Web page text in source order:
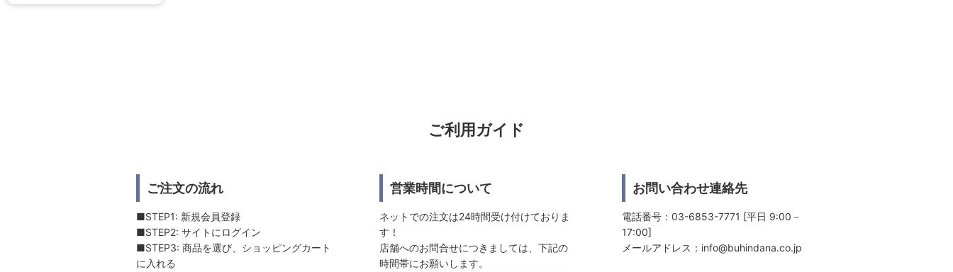
ご利用ガイド
ご注文の流れ
■STEP1: 新規会員登録
■STEP2: サイトにログイン
■STEP3: 商品を選び、ショッピングカート
に入れる
営業時間について
ネットでの注文は24時間受け付けておりま
す！
店舗へのお問合せにつきましては、下記の
時間帯にお願いします。
お問い合わせ連絡先
電話番号：03-6853-7771 [平日 9:00－
17:00]
メールアドレス： info@buhindana.co.jp